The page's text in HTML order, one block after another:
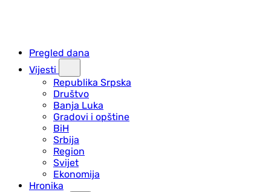
Pregled dana
Vijesti
Republika Srpska
Društvo
Banja Luka
Gradovi i opštine
BiH
Srbija
Region
Svijet
Ekonomija
Hronika